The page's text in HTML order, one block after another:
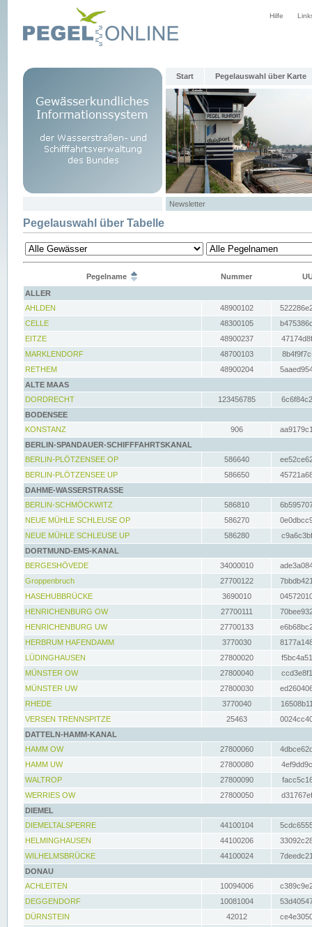
Hilfe
Start Pegelauswahl über Karte
Newsletter
Pegelauswahl über Tabelle
Pegelname Nummer
ALLER
AHLDEN
48900102
CELLE
48300105
EITZE
48900237
MARKLENDORF
48700103
RETHEM
48900204
ALTE MAAS
DORDRECHT
123456785
BODENSEE
KONSTANZ
906
BERLIN-SPANDAUER-SCHIFFFAHRTSKANAL
BERLIN-PLÖTZENSEE OP
586640
BERLIN-PLÖTZENSEE UP
586650
DAHME-WASSERSTRASSE
BERLIN-SCHMÖCKWITZ
586810
NEUE MÜHLE SCHLEUSE OP
586270
NEUE MÜHLE SCHLEUSE UP
586280
DORTMUND-EMS-KANAL
BERGESHÖVEDE
34000010
Groppenbruch
27700122
HASEHUBBRÜCKE
3690010
HENRICHENBURG OW
27700111
HENRICHENBURG UW
27700133
HERBRUM HAFENDAMM
3770030
LÜDINGHAUSEN
27800020
MÜNSTER OW
27800040
MÜNSTER UW
27800030
RHEDE
3770040
VERSEN TRENNSPITZE
25463
DATTELN-HAMM-KANAL
HAMM OW
27800060
HAMM UW
27800080
WALTROP
27800090
WERRIES OW
27800050
DIEMEL
DIEMELTALSPERRE
44100104
HELMINGHAUSEN
44100206
WILHELMSBRÜCKE
44100024
DONAU
ACHLEITEN
10094006
DEGGENDORF
10081004
DÜRNSTEIN
42012